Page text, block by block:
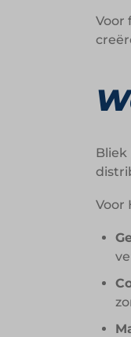
Voor
Voor